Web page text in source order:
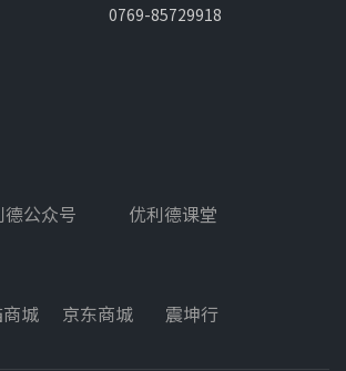
0769-85729918
德公众号 优利德课堂
城 京东商城 震坤行